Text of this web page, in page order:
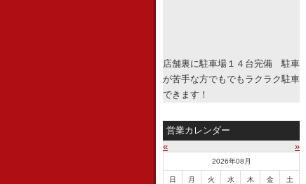
店舗裏に駐車場１４台完備 駐車
が苦手な方でもでもラクラク駐車
できます！
営業カレンダー
«
»
2026年08月
日 月 火 水 木 金 土